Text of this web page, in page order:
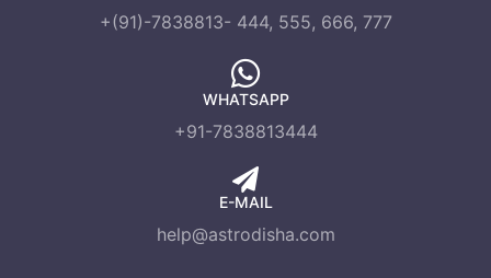
+(91)-7838813- 444, 555, 666, 777
WHATSAPP
+91-7838813444
E-MAIL
help@astrodisha.com